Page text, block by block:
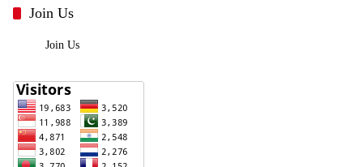
Join Us
Join Us